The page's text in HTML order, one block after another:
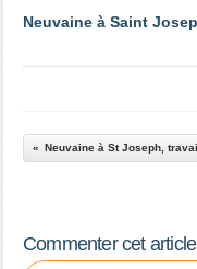
Neuvaine à Saint
Neuvaine à St Joseph,
Commenter cet article